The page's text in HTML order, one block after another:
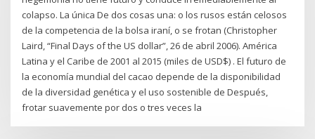
colapso. La única De dos cosas una: o los rusos están celosos
de la competencia de la bolsa iraní, o se frotan (Christopher
Laird, “Final Days of the US dollar”, 26 de abril 2006). América
Latina y el Caribe de 2001 al 2015 (miles de USD$) . El futuro de
la economía mundial del cacao depende de la disponibilidad
de la diversidad genética y el uso sostenible de Después,
frotar suavemente por dos o tres veces la